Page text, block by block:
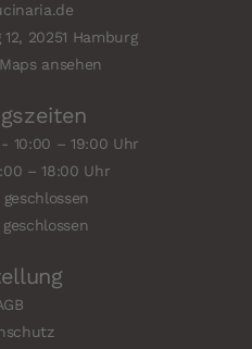
20251 Hamburg
ansehen
10:00 – 19:00 Uhr
– 18:00 Uhr